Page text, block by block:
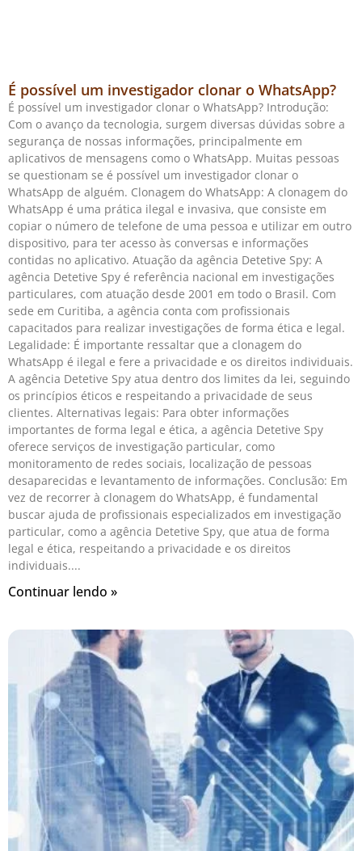
É possível um investigador clonar o WhatsApp?
É possível um investigador clonar o WhatsApp? Introdução:
Com o avanço da tecnologia, surgem diversas dúvidas sobre a
segurança de nossas informações, principalmente em
aplicativos de mensagens como o WhatsApp. Muitas pessoas
se questionam se é possível um investigador clonar o
WhatsApp de alguém. Clonagem do WhatsApp: A clonagem do
WhatsApp é uma prática ilegal e invasiva, que consiste em
copiar o número de telefone de uma pessoa e utilizar em outro
dispositivo, para ter acesso às conversas e informações
contidas no aplicativo. Atuação da agência Detetive Spy: A
agência Detetive Spy é referência nacional em investigações
particulares, com atuação desde 2001 em todo o Brasil. Com
sede em Curitiba, a agência conta com profissionais
capacitados para realizar investigações de forma ética e legal.
Legalidade: É importante ressaltar que a clonagem do
WhatsApp é ilegal e fere a privacidade e os direitos individuais.
A agência Detetive Spy atua dentro dos limites da lei, seguindo
os princípios éticos e respeitando a privacidade de seus
clientes. Alternativas legais: Para obter informações
importantes de forma legal e ética, a agência Detetive Spy
oferece serviços de investigação particular, como
monitoramento de redes sociais, localização de pessoas
desaparecidas e levantamento de informações. Conclusão: Em
vez de recorrer à clonagem do WhatsApp, é fundamental
buscar ajuda de profissionais especializados em investigação
particular, como a agência Detetive Spy, que atua de forma
legal e ética, respeitando a privacidade e os direitos
individuais.
Continuar lendo »